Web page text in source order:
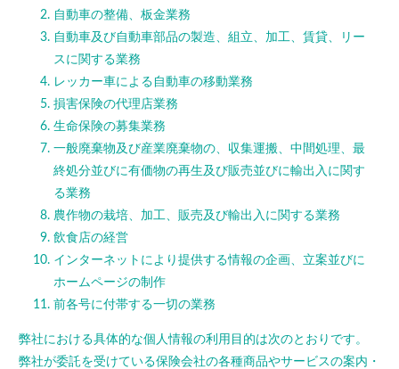
自動車の整備、板金業務
自動車及び自動車部品の製造、組立、加工、賃貸、リー
スに関する業務
レッカー車による自動車の移動業務
損害保険の代理店業務
生命保険の募集業務
一般廃棄物及び産業廃棄物の、収集運搬、中間処理、最
終処分並びに有価物の再生及び販売並びに輸出入に関す
る業務
農作物の栽培、加工、販売及び輸出入に関する業務
飲食店の経営
インターネットにより提供する情報の企画、立案並びに
ホームページの制作
前各号に付帯する一切の業務
弊社における具体的な個人情報の利用目的は次のとおりです。
弊社が委託を受けている保険会社の各種商品やサービスの案内・